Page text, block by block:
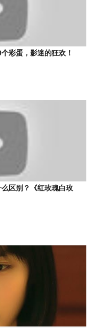
彩蛋，影迷的狂欢！
区别？《红玫瑰白玫